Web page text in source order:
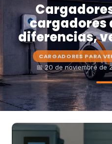
cargadores
diferencias,
CARGADORES PARA
📅 20 de noviembre de